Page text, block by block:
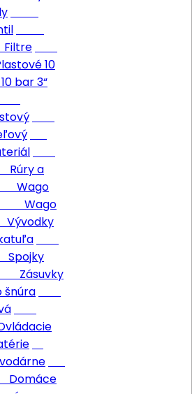
10
bar 3“
a
Wago
Wago
Zásuvky